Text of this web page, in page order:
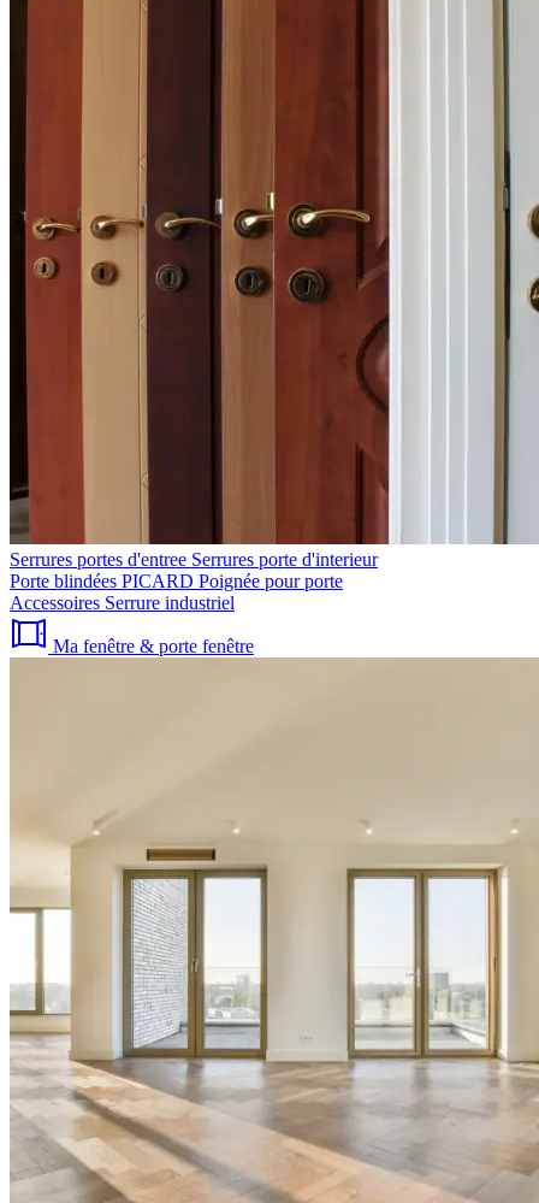
Serrures portes d'entree Serrures porte d'interieur
Porte blindées PICARD Poignée pour porte
Accessoires Serrure industriel
Ma fenêtre & porte fenêtre